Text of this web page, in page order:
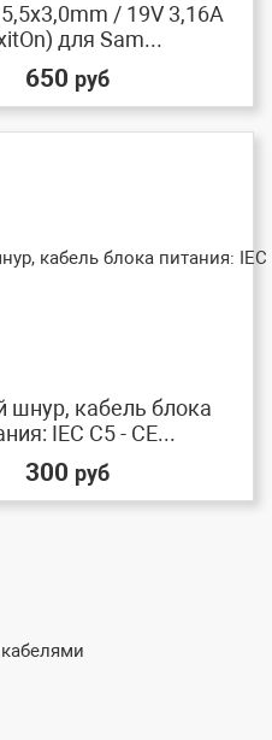
/ 19V 3,16A
для Sam...
650 руб
шнур, кабель блока
IEC C5 - CE...
300 руб